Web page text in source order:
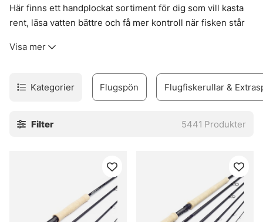
Här finns ett handplockat sortiment för dig som vill kasta
rent, läsa vatten bättre och få mer kontroll när fisken står
och linor till flugor, flugbindningsmaterial, vadare och set
Urvalet är byggt för verkligt fiske. Inte prydnad. Därför
finns produkter för både erfarna flugfiskare och nybörjare
Vision, Simms, Patagonia, A.Jensen, Sage, RIO, Loop,
I webbshoppen och i butiken i Stockholm finns också råd
som faktiskt går att använda vid älven. Och den nya Fly
Shop på Hornsgatan 148 är väl värd ett besök för den som
Visa mer
Kategorier Flugspön Flugfiskerullar &
Filter 5441 Produkter